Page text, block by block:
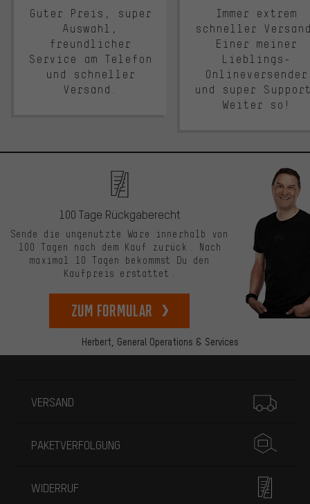
Guter Preis, super
Auswahl,
freundlicher
Service am Telefon
und schneller
Versand.
Immer extrem
schneller
Einer meiner
Lieblings-
Onlineversender
und super
Weiter so!
Herbert, General Operations & Services
100 Tage Rückgaberecht
Sende die ungenutzte Ware innerhalb von
100 Tagen nach dem Kauf zurück. Nach
maximal 10 Tagen bekommst Du den
Kaufpreis erstattet.
zum Formular
VERSAND
PAKETVERFOLGUNG
WIDERRUF